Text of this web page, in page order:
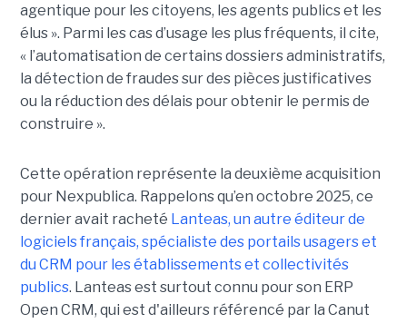
agentique pour les citoyens, les agents publics et les
élus ». Parmi les cas d’usage les plus fréquents, il cite,
« l’automatisation de certains dossiers administratifs,
la détection de fraudes sur des pièces justificatives
ou la réduction des délais pour obtenir le permis de
construire ».
Cette opération représente la deuxième acquisition
pour Nexpublica. Rappelons qu’en octobre 2025, ce
dernier avait racheté Lanteas, un autre éditeur de
logiciels français, spécialiste des portails usagers et
du CRM pour les établissements et collectivités
publics. Lanteas est surtout connu pour son ERP
Open CRM, qui est d'ailleurs référencé par la Canut